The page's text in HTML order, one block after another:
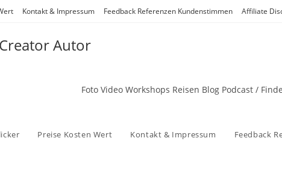
Kontakt & Impressum Feedback Referenzen Kundenstimmen Affiliate
Autor
Foto Video Workshops Reisen Blog Podcast /
Preise Kosten Wert Kontakt & Impressum Feedback